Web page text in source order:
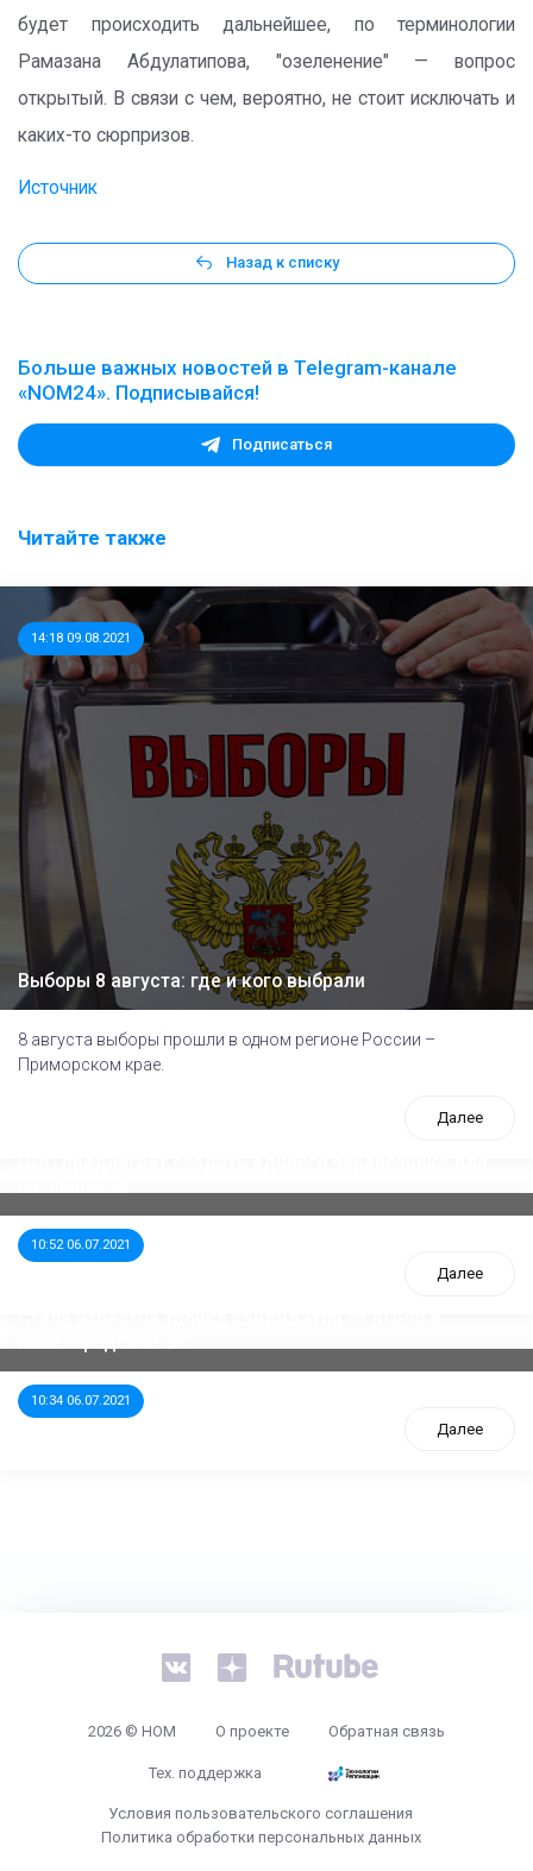
будет происходить дальнейшее, по терминологии
Рамазана Абдулатипова, "озеленение" — вопрос
открытый. В связи с чем, вероятно, не стоит исключать и
каких-то сюрпризов.
Источник
Назад к списку
Больше важных новостей в Telegram-канале
«NOM24». Подписывайся!
Подписаться
Читайте также
14:18 09.08.2021
Выборы 8 августа: где и кого выбрали
8 августа выборы прошли в одном регионе России –
Приморском крае.
Далее
10:52 06.07.2021
Далее
10:34 06.07.2021
Далее
2026 © НОМ О проекте Обратная связь
Тех. поддержка
Условия пользовательского соглашения
Политика обработки персональных данных